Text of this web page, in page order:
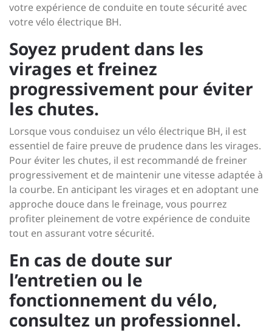
votre expérience de conduite en toute sécurité avec
votre vélo électrique BH.
Soyez prudent dans les
virages et freinez
progressivement pour éviter
les chutes.
Lorsque vous conduisez un vélo électrique BH, il est
essentiel de faire preuve de prudence dans les virages.
Pour éviter les chutes, il est recommandé de freiner
progressivement et de maintenir une vitesse adaptée à
la courbe. En anticipant les virages et en adoptant une
approche douce dans le freinage, vous pourrez
profiter pleinement de votre expérience de conduite
tout en assurant votre sécurité.
En cas de doute sur
l’entretien ou le
fonctionnement du vélo,
consultez un professionnel.